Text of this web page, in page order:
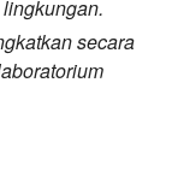
secara